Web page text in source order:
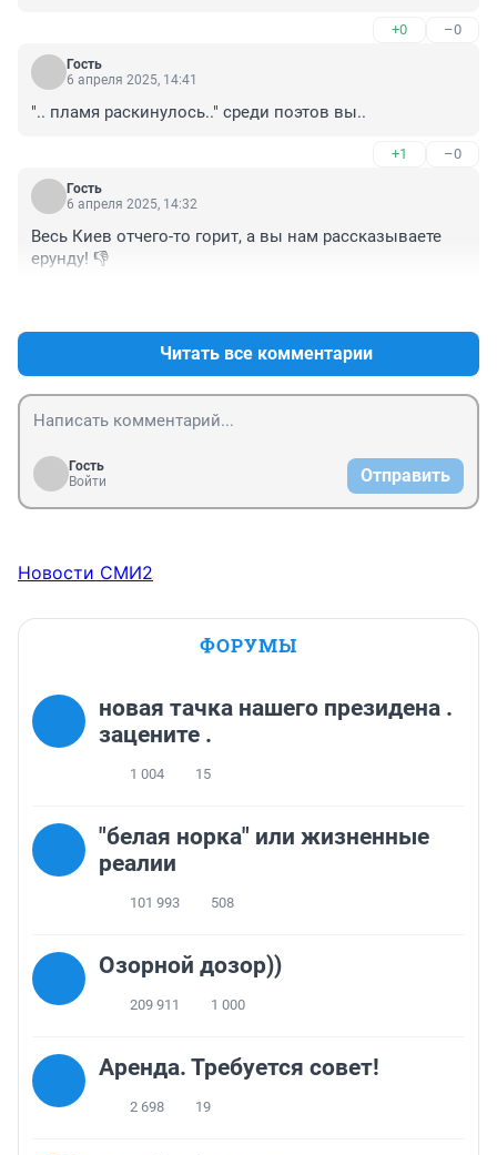
+0 –0
Гость
6 апреля 2025, 14:41
".. пламя раскинулось.." среди поэтов вы..
+1 –0
Гость
6 апреля 2025, 14:32
Весь Киев отчего-то горит, а вы нам рассказываете
ерунду! 👎
Читать все комментарии
Гость
Войти
Отправить
Новости СМИ2
ФОРУМЫ
новая тачка нашего президена .
зацените .
1 004 15
"белая норка" или жизненные
реалии
101 993 508
Озорной дозор))
209 911 1 000
Аренда. Требуется совет!
2 698 19